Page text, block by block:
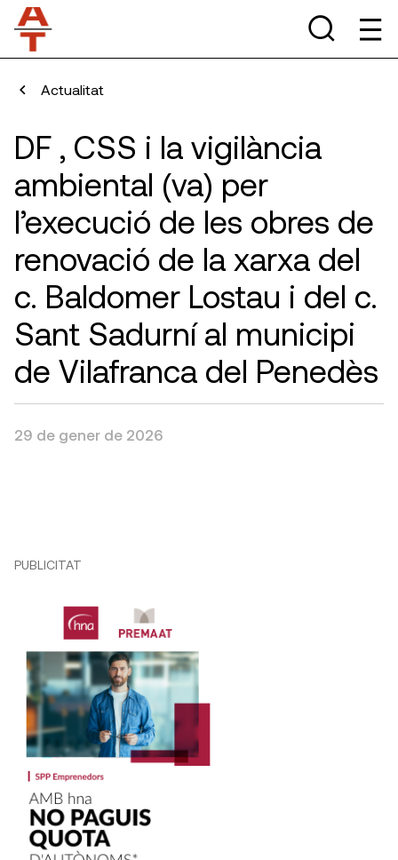
Actualitat
DF , CSS i la vigilància
ambiental (va) per
l’execució de les obres de
renovació de la xarxa del
c. Baldomer Lostau i del c.
Sant Sadurní al municipi
de Vilafranca del Penedès
29 de gener de 2026
PUBLICITAT